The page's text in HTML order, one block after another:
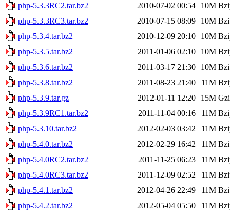
php-5.3.3RC2.tar.bz2
2010-07-02 00:54 10M
php-5.3.3RC3.tar.bz2
2010-07-15 08:09 10M
php-5.3.4.tar.bz2
2010-12-09 20:10 10M
php-5.3.5.tar.bz2
2011-01-06 02:10 10M
php-5.3.6.tar.bz2
2011-03-17 21:30 10M
php-5.3.8.tar.bz2
2011-08-23 21:40 11M
php-5.3.9.tar.gz
2012-01-11 12:20 15M
php-5.3.9RC1.tar.bz2
2011-11-04 00:16 11M
php-5.3.10.tar.bz2
2012-02-03 03:42 11M
php-5.4.0.tar.bz2
2012-02-29 16:42 11M
php-5.4.0RC2.tar.bz2
2011-11-25 06:23 11M
php-5.4.0RC3.tar.bz2
2011-12-09 02:52 11M
php-5.4.1.tar.bz2
2012-04-26 22:49 11M
php-5.4.2.tar.bz2
2012-05-04 05:50 11M